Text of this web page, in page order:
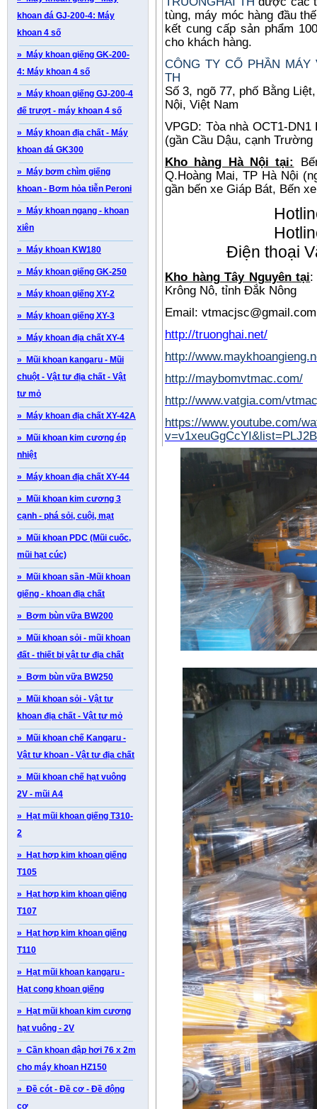
khoan đá GJ-200-4: Máy
khoan 4 số
» Máy khoan giếng GK-200-
4: Máy khoan 4 số
» Máy khoan giếng GJ-200-4
đế trượt - máy khoan 4 số
» Máy khoan địa chất - Máy
khoan đá GK300
» Máy bơm chìm giếng
khoan - B­ơm hỏa tiễn Peroni
» Máy khoan ngang - khoan
xiên
» Máy khoan KW180
» Máy khoan giếng GK-250
» Máy khoan giếng XY-2
» Máy khoan giếng XY-3
» Máy khoan địa chất XY-4
» Mũi khoan kangaru - Mũi
chuột - Vật tư địa chất - Vật
tư mỏ
» Máy khoan địa chất XY-42A
» Mũi khoan kim cương ép
nhiệt
» Máy khoan địa chất XY-44
» Mũi khoan kim cương 3
cạnh - phá sỏi, cuội, mạt
» Mũi khoan PDC (Mũi cuốc,
mũi hạt cúc)
» Mũi khoan sần -Mũi khoan
giếng - khoan địa chất
» Bơm bùn vữa BW200
» Mũi khoan sỏi - mũi khoan
đất - thiết bị vật tư địa chất
» Bơm bùn vữa BW250
» Mũi khoan sỏi - Vật tư
khoan địa chất - Vật tư mỏ
» Mũi khoan chế Kangaru -
Vật tư khoan - Vật tư địa chất
» Mũi khoan chế hạt vuông
2V - mũi A4
» Hạt mũi khoan giếng T310-
2
» Hạt hợp kim khoan giếng
T105
» Hạt hợp kim khoan giếng
T107
» Hạt hợp kim khoan giếng
T110
» Hạt mũi khoan kangaru -
Hạt cong khoan giếng
» Hạt mũi khoan kim cương
hạt vuông - 2V
» Cần khoan đập hơi 76 x 2m
cho máy khoan HZ150
» Đề cót - Đề cơ - Đề động
cơ
tùng, máy móc hàng đầu
kết cung cấp sản phẩm
cho khách hàng.
CÔNG TY CỔ PHẦN
TH
Số 3, ngõ 77, phố Bằng
Nội, Việt Nam
VPGD: Tòa nhà OCT1-
(gần Cầu Dậu, cạnh Trường
Kho hàng Hà Nội tại:
Q.Hoàng Mai, TP Hà Nội
gần bến xe Giáp Bát, Bến
Điện thoại
Kho hàng Tây Nguyên tại:
Krông Nô, tỉnh Đắk Nông
Email: vtmacjsc@gmail.com
http://truonghai.net/
http://
http://maybomvtmac.com/
http://www.vatgia.com/
https://www.youtube.com/